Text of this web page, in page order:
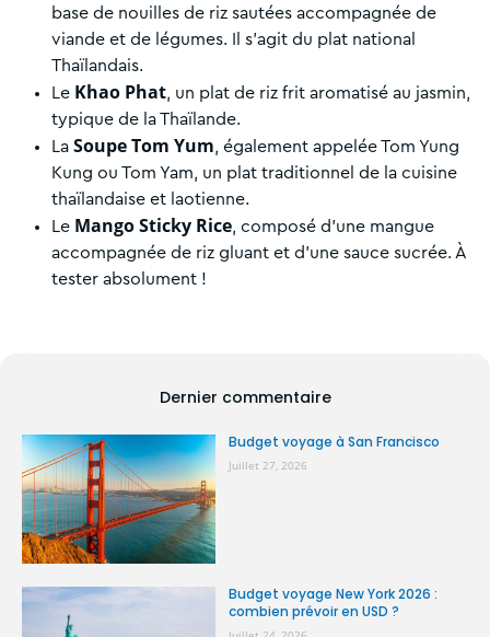
base de nouilles de riz sautées accompagnée de
viande et de légumes. Il s’agit du plat national
Thaïlandais.
Le Khao Phat, un plat de riz frit aromatisé au jasmin,
typique de la Thaïlande.
La Soupe Tom Yum, également appelée Tom Yung
Kung ou Tom Yam, un plat traditionnel de la cuisine
thaïlandaise et laotienne.
Le Mango Sticky Rice, composé d’une mangue
accompagnée de riz gluant et d’une sauce sucrée. À
tester absolument !
Dernier commentaire
Budget voyage à San Francisco
Juillet 27, 2026
Budget voyage New York 2026 :
combien prévoir en USD ?